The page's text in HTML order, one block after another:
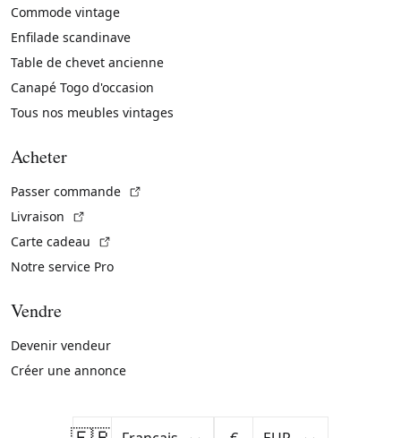
Commode vintage
Enfilade scandinave
Table de chevet ancienne
Canapé Togo d'occasion
Tous nos meubles vintages
Acheter
Passer commande
Livraison
Carte cadeau
Notre service Pro
Vendre
Devenir vendeur
Créer une annonce